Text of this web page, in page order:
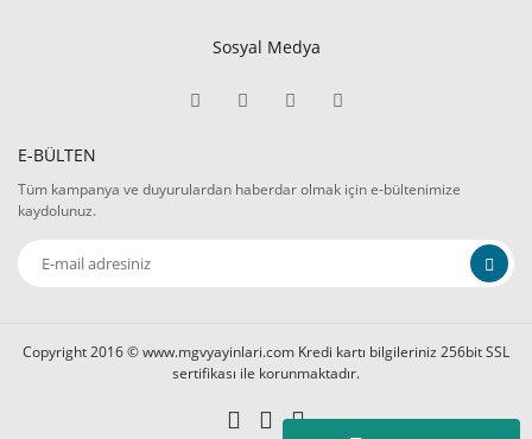
Sosyal Medya
E-BÜLTEN
Tüm kampanya ve duyurulardan haberdar olmak için e-bültenimize
kaydolunuz.
Copyright 2016 © www.mgvyayinlari.com Kredi kartı bilgileriniz 256bit SSL
sertifikası ile korunmaktadır.